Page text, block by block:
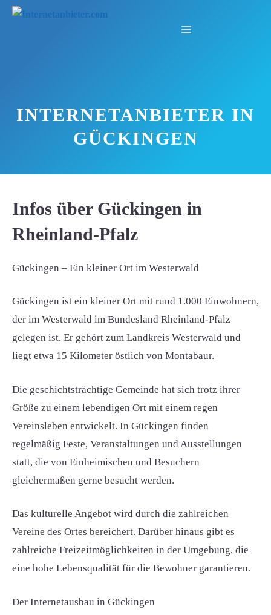
Zum
Menü
INTERNETANBIETER IN
GÜCKINGEN
Infos über Gückingen in
Rheinland-Pfalz
Gückingen – Ein kleiner Ort im Westerwald
Gückingen ist ein kleiner Ort mit rund 1.000 Einwohnern,
der im Westerwald im Bundesland Rheinland-Pfalz
gelegen ist. Er gehört zum Landkreis Westerwald und
liegt etwa 15 Kilometer östlich von Montabaur.
Die geschichtsträchtige Gemeinde hat sich trotz ihrer
Größe zu einem lebendigen Ort mit einem regen
Vereinsleben entwickelt. In Gückingen finden
regelmäßig Feste, Veranstaltungen und Ausstellungen
statt, die von Einheimischen und Besuchern
gleichermaßen gerne besucht werden.
Das kulturelle Angebot wird durch die zahlreichen
Vereine des Ortes bereichert. Darüber hinaus gibt es
zahlreiche Freizeitmöglichkeiten in der Umgebung, die
eine hohe Lebensqualität für die Bewohner garantieren.
Der Internetausbau in Gückingen